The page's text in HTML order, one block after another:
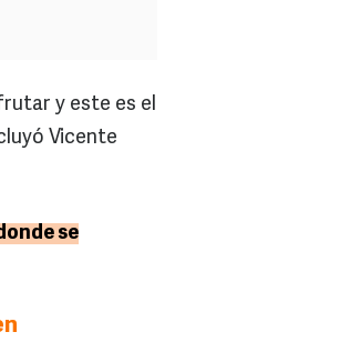
y este es el
Vicente
se